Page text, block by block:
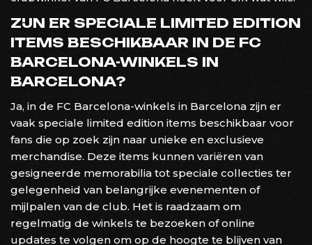
ZIJN ER SPECIALE LIMITED EDITION
ITEMS BESCHIKBAAR IN DE FC
BARCELONA-WINKELS IN
BARCELONA?
Ja, in de FC Barcelona-winkels in Barcelona zijn er
vaak speciale limited edition items beschikbaar voor
fans die op zoek zijn naar unieke en exclusieve
merchandise. Deze items kunnen variëren van
gesigneerde memorabilia tot speciale collecties ter
gelegenheid van belangrijke evenementen of
mijlpalen van de club. Het is raadzaam om
regelmatig de winkels te bezoeken of online
updates te volgen om op de hoogte te blijven van